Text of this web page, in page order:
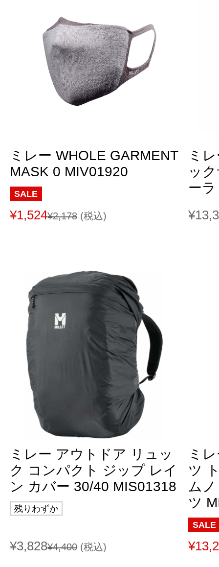
ミレー WHOLE GARMENT
MASK 0 MIV01920
SALE
¥1,524¥2,178 (税込)
ミ
ッ
ー
ミレー アウトドア リュッ
ク コンパクト ジップ レイ
ン カバー 30/40 MIS01318
残りわずか
¥3,828¥4,400 (税込)
ミ
ツ
ム
ツ
SALE